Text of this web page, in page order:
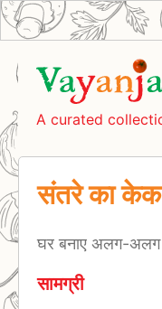
A curated
संतरे का केक
घर बनाए अलग-
सामग्री